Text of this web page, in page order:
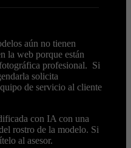
aún no tienen
la web porque están
profesional. Si
solicita
de servicio al cliente
con IA con una
rostro de la modelo. Si
al asesor.